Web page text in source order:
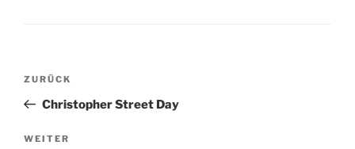
Beitragsnavigation
Vorheriger
Beitrag
ZURÜCK
Christopher Street Day
Nächster
WEITER